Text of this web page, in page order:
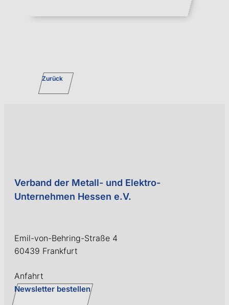
Zurück
Verband der Metall- und Elektro-
Unternehmen Hessen e.V.
Emil-von-Behring-Straße 4
60439 Frankfurt
Anfahrt
Newsletter bestellen